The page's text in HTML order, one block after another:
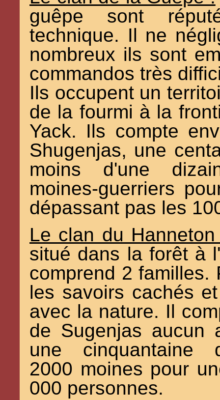
guêpe sont
technique. Il ne
nombreux ils sont
commandos très
Ils occupent un
de la fourmi à la
Yack. Ils compte
Shugenjas, une
moins d'une
moines-guerriers
dépassant pas les
Le clan du
situé dans la forêt à
comprend 2 familles.
les savoirs cachés
avec la nature. Il
de Sugenjas aucun
une cinquantaine
2000 moines pour
000 personnes.